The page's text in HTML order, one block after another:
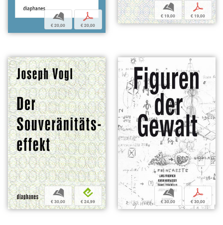
b
€ 20,00
p
€ 20,00
b
€ 19,00
p
€ 19,00
b
€ 30,00
e
€ 24,99
b
€ 30,00
p
€ 30,00